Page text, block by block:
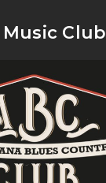
Music Club